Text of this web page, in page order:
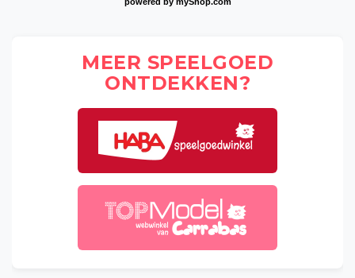
MEER SPEELGOED
ONTDEKKEN?